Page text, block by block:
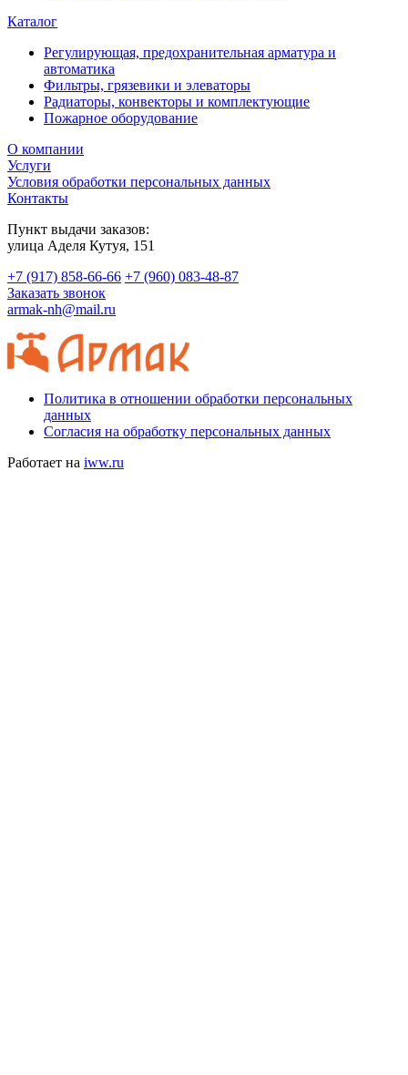
Каталог
Регулирующая, предохранительная арматура и
автоматика
Фильтры, грязевики и элеваторы
Радиаторы, конвекторы и комплектующие
Пожарное оборудование
О компании
Услуги
Условия обработки персональных данных
Контакты
Пункт выдачи заказов:
​улица Аделя Кутуя, 151
+7 (917) 858-66-66 +7 (960) 083-48-87
Заказать звонок
armak-nh@mail.ru
Политика в отношении обработки персональных
данных
Согласия на обработку персональных данных
Работает на iww.ru